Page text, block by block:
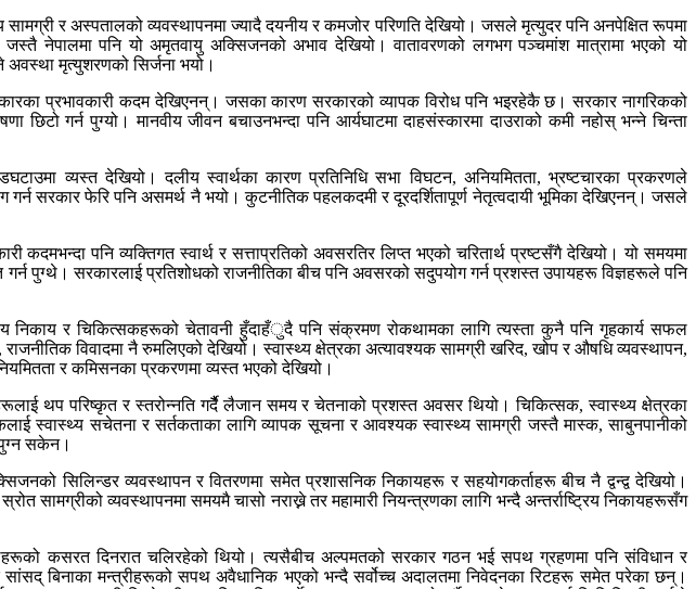
र अस्पतालको व्यवस्थापनमा ज्यादै दयनीय र कमजोर परिणति देखियो। जसले मृत्युदर पनि अनपेक्षित रूपमा
नेपालमा पनि यो अमृतवायु अक्सिजनको अभाव देखियो। वातावरणको लगभग पञ्चमांश मात्रामा भएको यो
मृत्युशरणको सिर्जना भयो।
प्रभावकारी कदम देखिएनन्। जसका कारण सरकारको व्यापक विरोध पनि भइरहेकै छ। सरकार नागरिकको
गर्न पुग्यो। मानवीय जीवन बचाउनभन्दा पनि आर्यघाटमा दाहसंस्कारमा दाउराको कमी नहोस् भन्ने चिन्ता
व्यस्त देखियो। दलीय स्वार्थका कारण प्रतिनिधि सभा विघटन, अनियमितता, भ्रष्टचारका प्रकरणले
गर्न सरकार फेरि पनि असमर्थ नै भयो। कुटनीतिक पहलकदमी र दूरदर्शितापूर्ण नेतृत्वदायी भूमिका देखिएनन्। जसले
कदमभन्दा पनि व्यक्तिगत स्वार्थ र सत्ताप्रतिको अवसरतिर लिप्त भएको चरितार्थ प्रष्टसँगै देखियो। यो समयमा
पुग्थे। सरकारलाई प्रतिशोधको राजनीतिका बीच पनि अवसरको सदुपयोग गर्न प्रशस्त उपायहरू विज्ञहरूले पनि
निकाय र चिकित्सकहरूको चेतावनी हुँदाहँुदै पनि संक्रमण रोकथामका लागि त्यस्ता कुनै पनि गृहकार्य सफल
विवादमा नै रुमलिएको देखियो। स्वास्थ्य क्षेत्रका अत्यावश्यक सामग्री खरिद, खोप र औषधि व्यवस्थापन,
र कमिसनका प्रकरणमा व्यस्त भएको देखियो।
थप परिष्कृत र स्तरोन्नति गर्दैै लैजान समय र चेतनाको प्रशस्त अवसर थियो। चिकित्सक, स्वास्थ्य क्षेत्रका
स्वास्थ्य सचेतना र सर्तकताका लागि व्यापक सूचना र आवश्यक स्वास्थ्य सामग्री जस्तै मास्क, साबुनपानीको
पुग्न सकेन।
सिलिन्डर व्यवस्थापन र वितरणमा समेत प्रशासनिक निकायहरू र सहयोगकर्ताहरू बीच नै द्वन्द्व देखियो।
व्यवस्थापनमा समयमै चासो नराख्ने तर महामारी नियन्त्रणका लागि भन्दै अन्तर्राष्ट्रिय निकायहरूसँग
कसरत दिनरात चलिरहेको थियो। त्यसैबीच अल्पमतको सरकार गठन भई सपथ ग्रहणमा पनि संविधान र
बिनाका मन्त्रीहरूको सपथ अवैधानिक भएको भन्दै सर्वोच्च अदालतमा निवेदनका रिटहरू समेत परेका छन्।